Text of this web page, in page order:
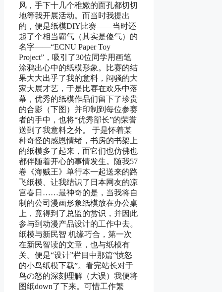
风，手下十几个稚嫩的面孔都切切
地等我开展活动。而当时我提出
的，便是纸模DIY比赛——当时还
起了个相当霸气（其实是傻气）的
名字——“ECNU Paper Toy
Project”，吸引了30位同学用画笔
涂鸦出心中的纸模形象。比赛的结
果大大出乎了我的意料，闷骚的大
家大展才艺，于是比赛在欢乐中落
幕，优秀的纸模作品们留下了珍贵
的合影（下图）并印制到每位参赛
者的手中，也将“优秀部长”的荣誉
送到了我意料之外。 于是怀着某
种奇怪的感恩情绪，书房的书架上
的纸模多了起来，而它们也仿佛也
都伴随着开心的事情发生。随我57
卷《海贼王》单行本一起送来的路
飞纸模、让我结识了日本网友的凉
宫春日……最神奇的是，当我将自
制的公司漫画形象纸模放在办公桌
上，竟得到了总监的赏识，并因此
参与到动漫产品设计的工作中去。
纸模与新民智 机缘巧合，第一次
在新民智读的文章，也与纸模有
关。便是“设计”栏目中那篇“愤怒
的小鸟纸模下载”。看完站长对于
鸟の怒的深刻理解（大误）我便将
图纸down了下来。可惜工作繁